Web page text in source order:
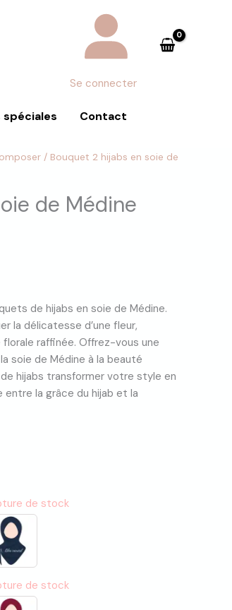
Se connecter
Contact
/ Bouquet 2 hijabs en soie de
de Médine
de hijabs en soie de Médine.
la délicatesse d’une fleur,
raffinée. Offrez-vous une
soie de Médine à la beauté
hijabs transformer votre style en
entre la grâce du hijab et la
de stock
de stock